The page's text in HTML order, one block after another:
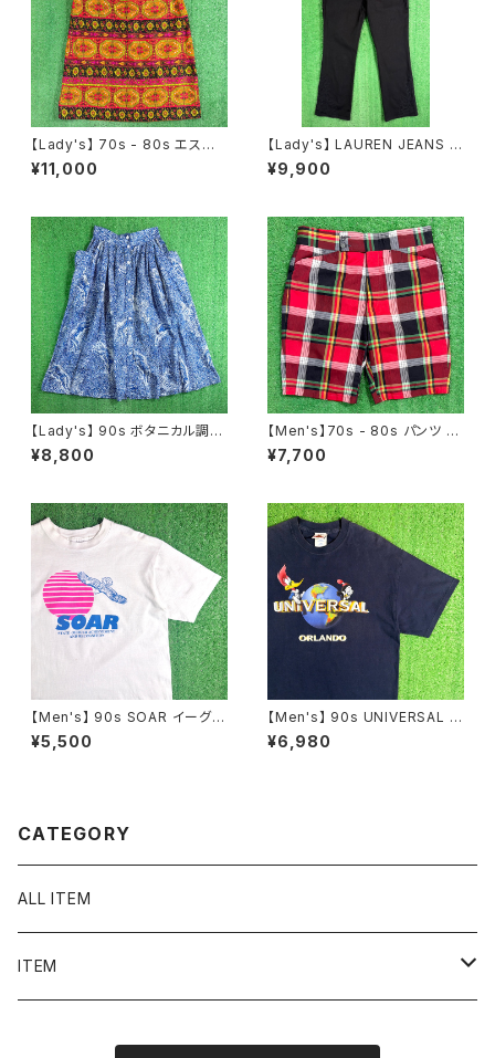
【Lady's】 70s - 80s エスニッ
ク柄 スカート / 70年代 80年代
総柄 古着 レディース N1546
¥11,000
【Lady's】 LAUREN JEANS R
ALPH LAUREN レースデザイ
ン フレアパンツ / 古着 パンツ フ
¥9,900
【Lady's】 90s ボタニカル調
総柄 ギャザー スカート / 90年
代 古着 レディース 2265
¥8,800
【Men's】70s - 80s パンツ /
¥7,700
【Men's】 90s SOAR イーグル
イラスト Tシャツ / アメリカ製 U
SA製 90年代 ティーシャツ T-
¥5,500
【Men's】 90s UNIVERSAL S
TUDIO ロゴ Tシャツ / 90年代
ティーシャツ T-Shirt 古着 ウッ
¥6,980
CATEGORY
ALL ITEM
ITEM